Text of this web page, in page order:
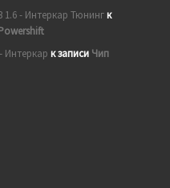
1.6 - Интеркар Тюнингк
Интеркар к записи Чип